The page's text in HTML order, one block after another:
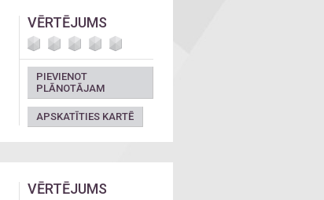
VĒRTĒJUMS
PIEVIENOT
PLĀNOTĀJAM
APSKATĪTIES KARTĒ
VĒRTĒJUMS